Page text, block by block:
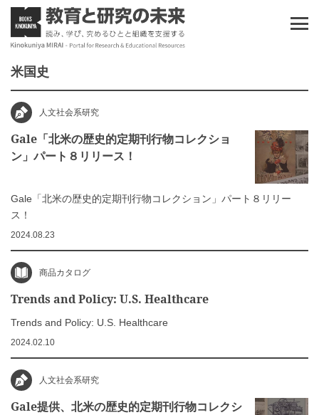
米国史
人文社会系研究
Gale「北米の歴史的定期刊行物コレクショ
ン」パート８リリース！
Gale「北米の歴史的定期刊行物コレクション」パート８リリー
ス！
2024.08.23
商品カタログ
Trends and Policy: U.S. Healthcare
Trends and Policy: U.S. Healthcare
2024.02.10
人文社会系研究
Gale提供、北米の歴史的定期刊行物コレクシ